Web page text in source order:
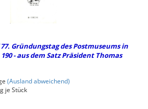
Grün­dungs­tag des Post­mu­se­ums in
190 - aus dem Satz Prä­si­dent Tho­mas
(Ausland abweichend)
je Stück